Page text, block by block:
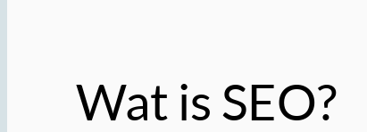
Wat is SEO?